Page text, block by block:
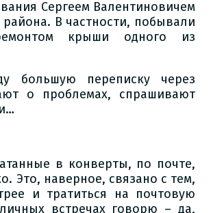
Сергеем Валентиновичем
В частности, побывали
крыши одного из
переписку через
о проблемах, спрашивают
в конверты, по почте,
Это, наверное, связано с тем,
и тратиться на почтовую
встречах говорю – да,